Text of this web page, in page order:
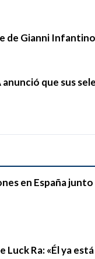
de Gianni
que sus
en España
Luck Ra: «Él ya